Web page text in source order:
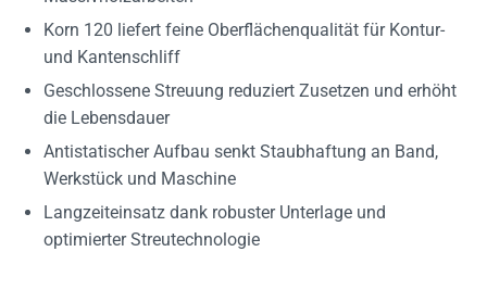
Korn 120 liefert feine Oberflächenqualität für Kontur-
und Kantenschliff
Geschlossene Streuung reduziert Zusetzen und erhöht
die Lebensdauer
Antistatischer Aufbau senkt Staubhaftung an Band,
Werkstück und Maschine
Langzeiteinsatz dank robuster Unterlage und
optimierter Streutechnologie